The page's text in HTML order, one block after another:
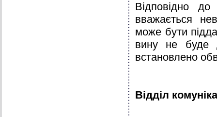
Відповідно
вважається
може бути
вину не буде
встановлено
Відділ